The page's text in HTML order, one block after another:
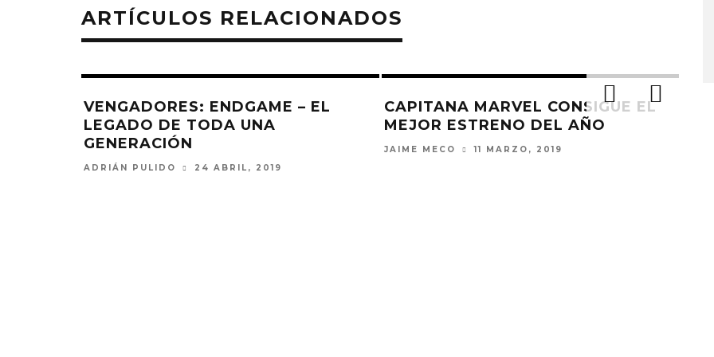
ARTÍCULOS RELACIONADOS
VENGADORES: ENDGAME – EL
LEGADO DE TODA UNA
GENERACIÓN
ADRIÁN PULIDO 24 ABRIL, 2019
CAPITANA MARVEL CONSIGUE EL
MEJOR ESTRENO DEL AÑO
JAIME MECO 11 MARZO, 2019